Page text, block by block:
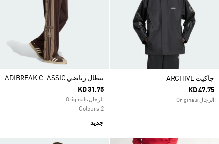
جاكيت ARCHIVE
KD 47.75
الرجال Originals
بنطال رياضي ADIBREAK CLASSIC
KD 31.75
الرجال Originals
2 Colours
جديد